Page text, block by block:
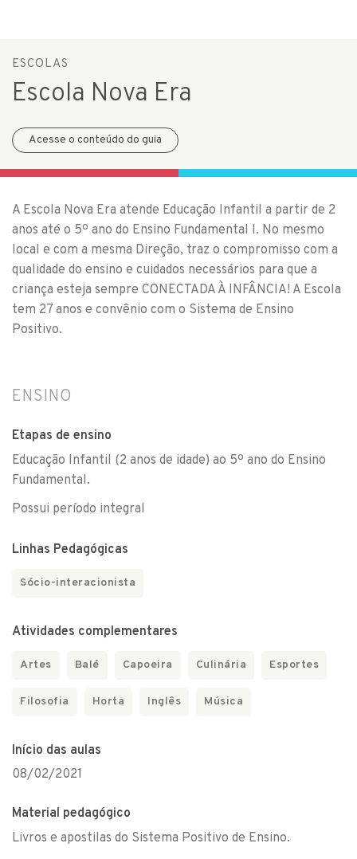
ESCOLAS
Escola Nova Era
Acesse o conteúdo do guia
A Escola Nova Era atende Educação Infantil a partir de 2
anos até o 5º ano do Ensino Fundamental I. No mesmo
local e com a mesma Direção, traz o compromisso com a
qualidade do ensino e cuidados necessários para que a
criança esteja sempre CONECTADA À INFÂNCIA! A Escola
tem 27 anos e convênio com o Sistema de Ensino
Positivo.
ENSINO
Etapas de ensino
Educação Infantil (2 anos de idade) ao 5º ano do Ensino
Fundamental.
Possui período integral
Linhas Pedagógicas
Sócio-interacionista
Atividades complementares
Artes Balé Capoeira Culinária Esportes
Filosofia Horta Inglês Música
Início das aulas
08/02/2021
Material pedagógico
Livros e apostilas do Sistema Positivo de Ensino.